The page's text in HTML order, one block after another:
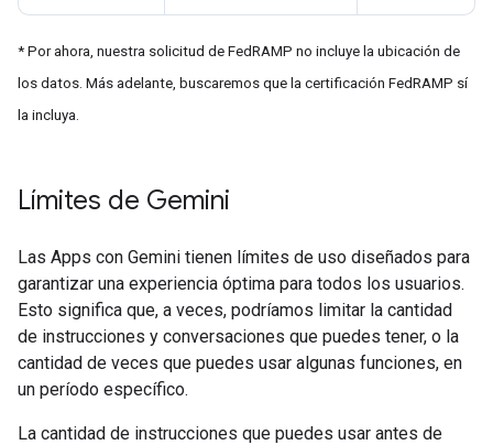
* Por ahora, nuestra solicitud de FedRAMP no incluye la ubicación de
los datos. Más adelante, buscaremos que la certificación FedRAMP sí
la incluya.
Límites de Gemini
Las Apps con Gemini tienen límites de uso diseñados para
garantizar una experiencia óptima para todos los usuarios.
Esto significa que, a veces, podríamos limitar la cantidad
de instrucciones y conversaciones que puedes tener, o la
cantidad de veces que puedes usar algunas funciones, en
un período específico.
La cantidad de instrucciones que puedes usar antes de